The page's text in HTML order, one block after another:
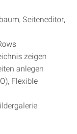
Seiteneditor,
zeigen
anlegen
Flexible